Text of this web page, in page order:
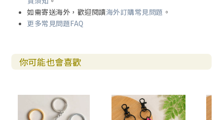
如需寄送海外，歡迎閱讀海外訂購常見問題 。
更多常見問題FAQ
你可能也會喜歡